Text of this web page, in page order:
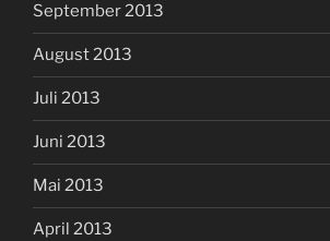
September 2013
August 2013
Juli 2013
Juni 2013
Mai 2013
April 2013